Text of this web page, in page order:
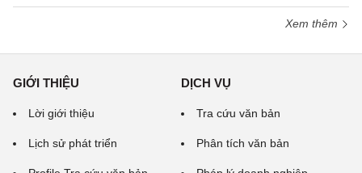
Xem thêm
GIỚI THIỆU
Lời giới thiệu
Lịch sử phát triển
DỊCH VỤ
Tra cứu văn bản
Phân tích văn bản